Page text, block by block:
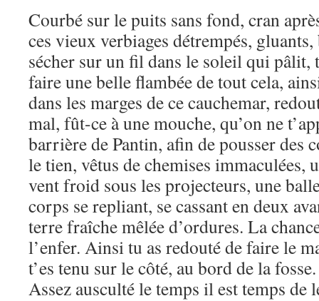
Courbé sur le puits sans fond, cran
ces vieux verbiages détrempés,
sécher sur un fil dans le soleil qui pâlit,
faire une belle flambée de tout cela,
dans les marges de ce cauchemar,
mal, fût-ce à une mouche, qu’on ne
barrière de Pantin, afin de pousser des
le tien, vêtus de chemises immaculées,
vent froid sous les projecteurs, une
corps se repliant, se cassant en deux
terre fraîche mêlée d’ordures. La
l’enfer. Ainsi tu as redouté de faire le
t’es tenu sur le côté, au bord de la
Assez ausculté le temps il est temps de